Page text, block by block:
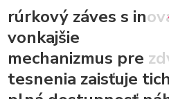
rúrkový záves s
vonkajšie
mechanizmus pre
tesnenia zaisťuje